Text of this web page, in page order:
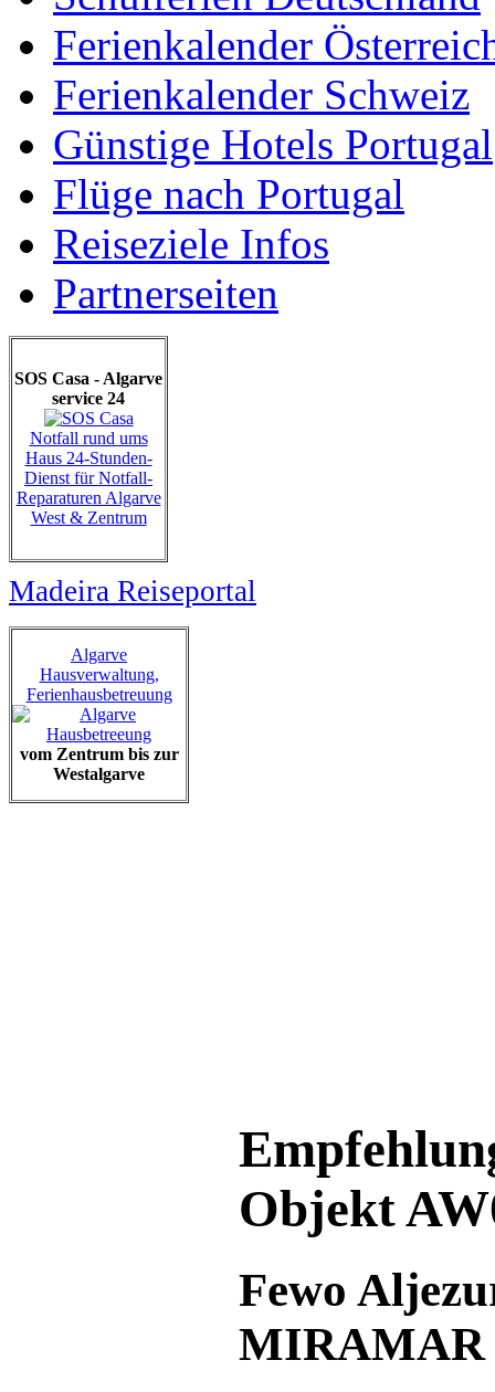
Ferienkalender
Ferienkalender Schweiz
Günstige Hotels Portugal
Flüge nach Portugal
Reiseziele Infos
Partnerseiten
SOS Casa - Algarve
service 24
Notfall rund ums
Haus 24-Stunden-
Dienst für Notfall-
Reparaturen Algarve
West & Zentrum
Madeira Reiseportal
Algarve
Hausverwaltung,
Ferienhausbetreuung
vom Zentrum bis zur
Westalgarve
Objekt
Fewo
MIRAMAR